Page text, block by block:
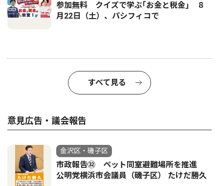
参加無料 クイズで学ぶ｢お金と税金｣ ８
月22日（土）、パシフィコで
すべて見る
意見広告・議会報告
金沢区・磯子区
市政報告㉜ ペット同室避難場所を推進
公明党横浜市会議員（磯子区） たけだ勝久